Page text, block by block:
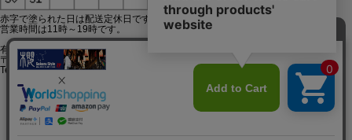
赤字で塗られた日は配送定休日です。
営業時間は11時～19時です。
有限会社ジップジップ SakuraStyle通販事業部
〒650-0021 神戸市中央区三宮町3-9-19イトウビル1,4F
Tel:078-332-2013 FAX:078-333-6644
SSL/TLSとは?